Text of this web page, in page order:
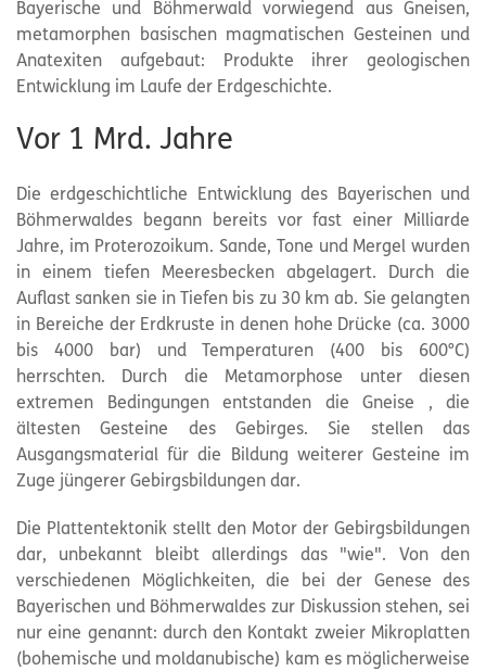
Bayerische und Böhmerwald vorwiegend aus Gneisen,
metamorphen basischen magmatischen Gesteinen und
Anatexiten aufgebaut: Produkte ihrer geologischen
Entwicklung im Laufe der Erdgeschichte.
Vor 1 Mrd. Jahre
Die erdgeschichtliche Entwicklung des Bayerischen und
Böhmerwaldes begann bereits vor fast einer Milliarde
Jahre, im Proterozoikum. Sande, Tone und Mergel wurden
in einem tiefen Meeresbecken abgelagert. Durch die
Auflast sanken sie in Tiefen bis zu 30 km ab. Sie gelangten
in Bereiche der Erdkruste in denen hohe Drücke (ca. 3000
bis 4000 bar) und Temperaturen (400 bis 600°C)
herrschten. Durch die Metamorphose unter diesen
extremen Bedingungen entstanden die Gneise , die
ältesten Gesteine des Gebirges. Sie stellen das
Ausgangsmaterial für die Bildung weiterer Gesteine im
Zuge jüngerer Gebirgsbildungen dar.
Die Plattentektonik stellt den Motor der Gebirgsbildungen
dar, unbekannt bleibt allerdings das "wie". Von den
verschiedenen Möglichkeiten, die bei der Genese des
Bayerischen und Böhmerwaldes zur Diskussion stehen, sei
nur eine genannt: durch den Kontakt zweier Mikroplatten
(bohemische und moldanubische) kam es möglicherweise